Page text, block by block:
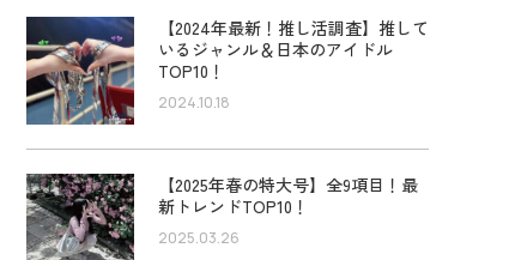
【2024年最新！推し活調査】推して
いるジャンル＆日本のアイドル
TOP10！
2024.10.18
【2025年春の特大号】全9項目！最
新トレンドTOP10！
2025.03.26